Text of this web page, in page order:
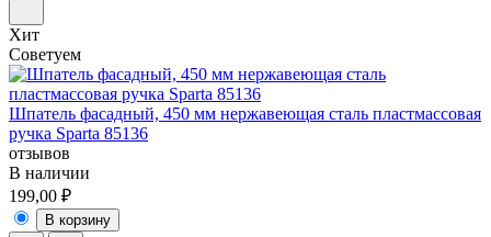
Хит
Советуем
Шпатель фасадный, 450 мм нержавеющая сталь пластмассовая
ручка Sparta 85136
отзывов
В наличии
199,00 ₽
В корзину